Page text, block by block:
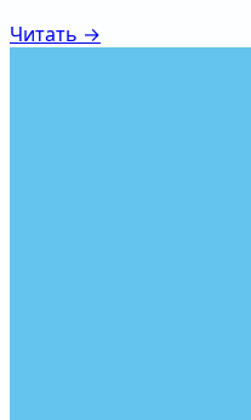
Читать →